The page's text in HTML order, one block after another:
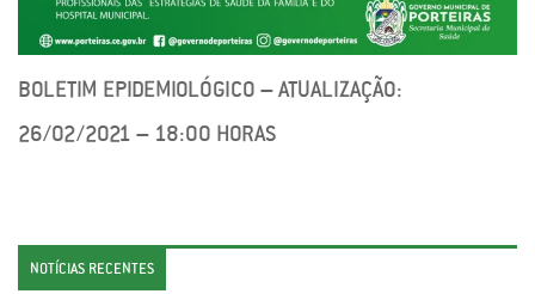
BOLETIM EPIDEMIOLÓGICO – ATUALIZAÇÃO:
26/02/2021 – 18:00 HORAS
NOTÍCIAS RECENTES